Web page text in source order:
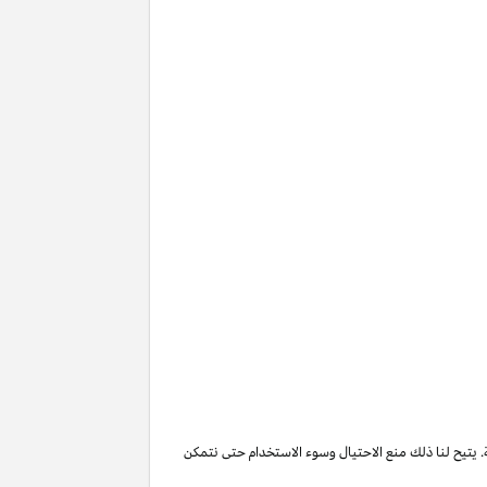
يتيح لنا ذلك منع الاحتيال وسوء الاستخدام حتى نتمكن